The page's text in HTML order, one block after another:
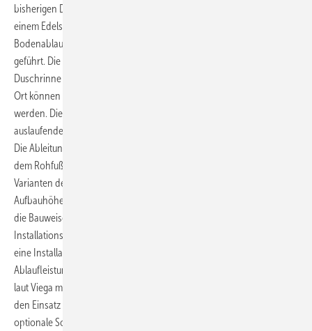
bisherigen Duschrinnen wird bei der Advantix Cleviva das Wasser auf
einem Edelstahlprofil mit Gefälleprofilierung zu einem zentralen
Bodenablauf mit werkseitig angebrachter Abdichtungsmanschette
geführt. Die Edelstahlprofile der auf dem Estrich aufliegenden
Duschrinne sind in den Längen 800, 1000 und 1200 mm lieferbar. Vor
Ort können sie jeweils auf bis zu 300 mm passgenau abgelängt
werden. Die Kombination mehrerer Duschrinnen ist durch die neutral
auslaufenden, 100 mm langen Endflanken des Rinnenprofils möglich.
Die Ableitung des Duschwassers erfolgt über den Einleger und den auf
dem Rohfußboden aufgesetzten Punktablauf. Dabei stehen zwei
Varianten des Ablaufs zur Auswahl: die Standardausführung für
Aufbauhöhen von 95 bis 155 mm und ab 70 mm Einbauhöhe. Durch
die Bauweise des Viega-Wellenablaufs ist dieser je nach
Installationsumgebung um 360° frei drehbar und ermöglicht zudem
eine Installation der Duschrinne direkt an der Wand. Die
Ablaufleistung von Advantix Cleviva beträgt bei niedrigster Bauhöhe
laut Viega mindestens 0,4 l/s, beim Standardablauf bis zu 0,75 l/s. Für
den Einsatz in Bädern mit Schallschutzanforderungen ermöglicht das
optionale Schallschutzelement unter dem Ablauf die Einhaltung der